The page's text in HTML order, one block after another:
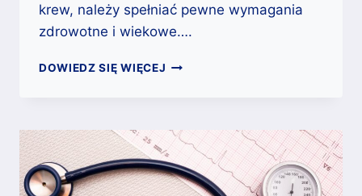
krew, należy spełniać pewne wymagania
zdrowotne i wiekowe….
DOWIEDZ SIĘ WIĘCEJ PROCES
PO
KROKU